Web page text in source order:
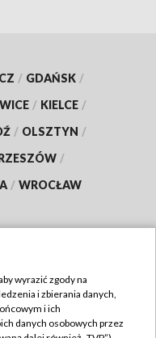
/ GDAŃSK /
/ KIELCE /
/ OLSZTYN /
/
/ WROCŁAW
wyrazić zgody na
i zbierania danych,
i ich
danych osobowych przez